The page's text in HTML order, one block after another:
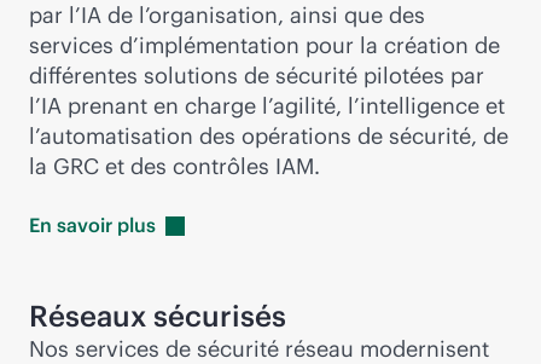
par l’IA de l’organisation, ainsi que des
services d’implémentation pour la création de
différentes solutions de sécurité pilotées par
l’IA prenant en charge l’agilité, l’intelligence et
l’automatisation des opérations de sécurité, de
la GRC et des contrôles IAM.
En savoir plus
Réseaux sécurisés
Nos services de sécurité réseau modernisent